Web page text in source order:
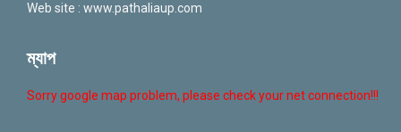
Web site : www.pathaliaup.com
ম্যাপ
Sorry google map problem, please check your net connection!!!